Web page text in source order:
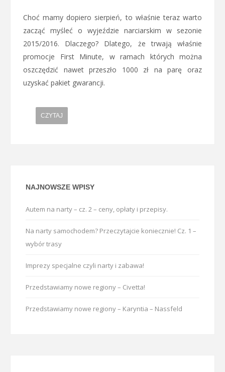
Choć mamy dopiero sierpień, to właśnie teraz warto
zacząć myśleć o wyjeździe narciarskim w sezonie
2015/2016. Dlaczego? Dlatego, że trwają właśnie
promocje First Minute, w ramach których można
oszczędzić nawet przeszło 1000 zł na parę oraz
uzyskać pakiet gwarancji.
CZYTAJ
NAJNOWSZE WPISY
Autem na narty – cz. 2 – ceny, opłaty i przepisy.
Na narty samochodem? Przeczytajcie koniecznie! Cz. 1 –
wybór trasy
Imprezy specjalne czyli narty i zabawa!
Przedstawiamy nowe regiony – Civetta!
Przedstawiamy nowe regiony – Karyntia – Nassfeld